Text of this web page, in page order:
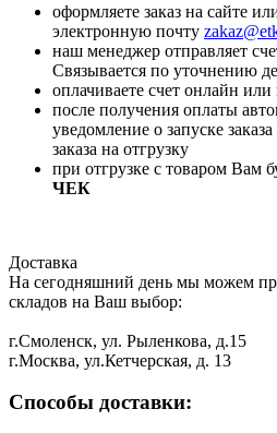
оформляете заказ на сайте
электронную почту
наш менеджер отправляет
Связывается по уточнению
оплачиваете счет онлайн
после получения оплаты
уведомление о запуске
заказа на отгрузку
при отгрузке с товаром Вам
ЧЕК
Доставка
На сегодняшний день мы можем
складов на Ваш выбор:
г.Смоленск, ул. Рыленкова, д.15
г.Москва, ул.Кетчерская, д. 13
Способы доставки: